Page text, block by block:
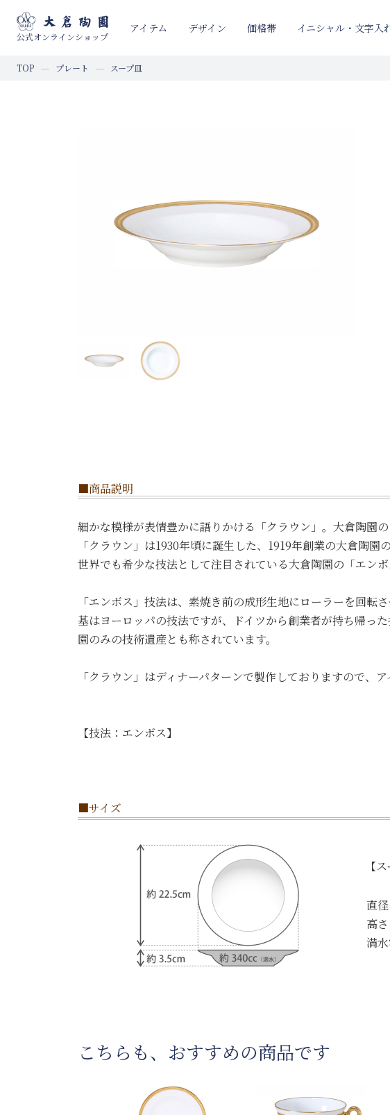
公式オンラインショップ
アイテム デザイン 価格帯 イニシャル・文字入
TOP プレート スープ皿
■商品説明
細かな模様が表情豊かに語りかける「クラウン」。大倉陶園
「クラウン」は1930年頃に誕生した、1919年創業の大倉陶園
世界でも希少な技法として注目されている大倉陶園の「エンボ
「エンボス」技法は、素焼き前の成形生地にローラーを回転
基はヨーロッパの技法ですが、ドイツから創業者が持ち帰っ
園のみの技術遺産とも称されています。
「クラウン」はディナーパターンで製作しておりますので、
【技法：エンボス】
■サイズ
【
直
高
満
こちらも、おすすめの商品です